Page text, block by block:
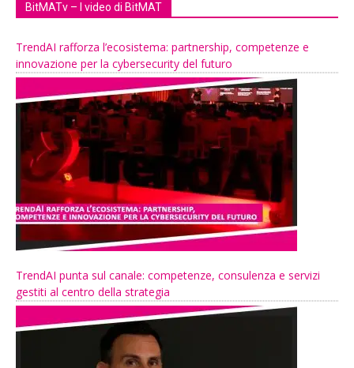
BitMATv – I video di BitMAT
TrendAI rafforza l’ecosistema: partnership, competenze e
innovazione per la cybersecurity del futuro
TrendAI punta sul canale: competenze, consulenza e servizi
gestiti al centro della strategia